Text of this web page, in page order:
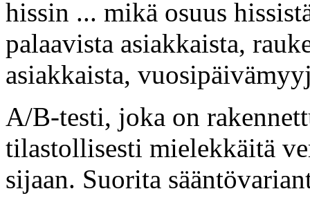
hissin ... mikä osuus
palaavista asiakkaista,
asiakkaista,
A/B-testi, joka on
tilastollisesti mielekkäitä
sijaan. Suorita